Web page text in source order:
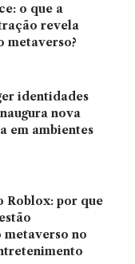
o que a
revela
metaverso?
identidades
nova
em ambientes
Roblox: por que
no